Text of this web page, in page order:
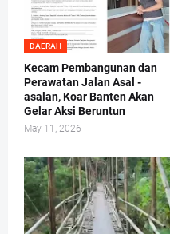
DAERAH
Kecam Pembangunan dan
Perawatan Jalan Asal -
asalan, Koar Banten Akan
Gelar Aksi Beruntun
May 11, 2026